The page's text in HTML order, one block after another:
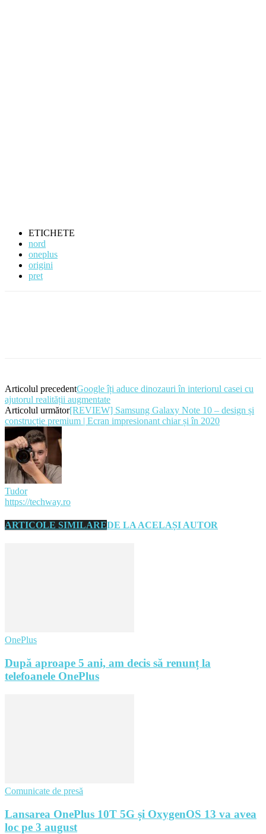
ETICHETE
nord
oneplus
origini
pret
Articolul precedentGoogle îți aduce dinozauri în interiorul casei cu
ajutorul realității augmentate
Articolul următor[REVIEW] Samsung Galaxy Note 10 – design și
construcție premium | Ecran impresionant chiar și în 2020
Tudor
https://techway.ro
ARTICOLE SIMILAREDE LA ACELAȘI AUTOR
OnePlus
După aproape 5 ani, am decis să renunț la
telefoanele OnePlus
Comunicate de presă
Lansarea OnePlus 10T 5G și OxygenOS 13 va avea
loc pe 3 august